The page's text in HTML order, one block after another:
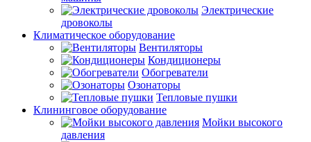
Электрические
дровоколы
Климатическое оборудование
Вентиляторы
Кондиционеры
Обогреватели
Озонаторы
Тепловые пушки
Клининговое оборудование
Мойки высокого
давления